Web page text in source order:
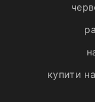
купити